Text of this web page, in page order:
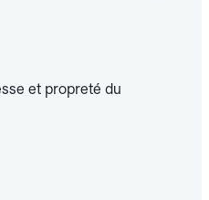
et propreté du